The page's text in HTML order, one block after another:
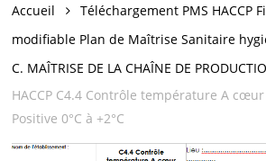
Accueil
Téléchargement PMS HACCP
modifiable Plan de Maîtrise Sanitaire
C. MAÎTRISE DE LA CHAÎNE DE
HACCP C4.4 Contrôle température A
Positive 0°C à +2°C